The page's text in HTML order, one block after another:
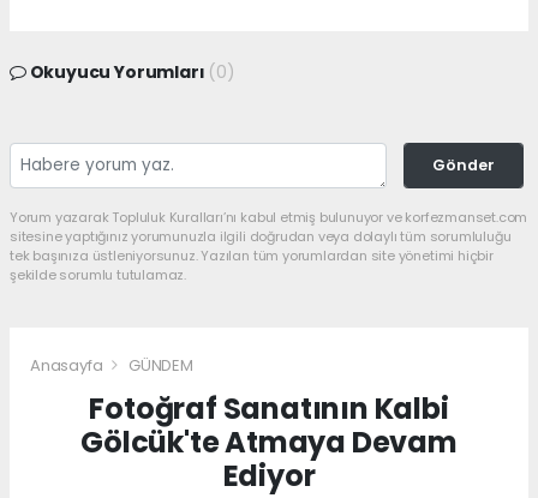
Okuyucu Yorumları (0)
Gönder
Yorum yazarak Topluluk Kuralları’nı kabul etmiş bulunuyor ve korfezmanset.com
sitesine yaptığınız yorumunuzla ilgili doğrudan veya dolaylı tüm sorumluluğu
tek başınıza üstleniyorsunuz. Yazılan tüm yorumlardan site yönetimi hiçbir
şekilde sorumlu tutulamaz.
Anasayfa GÜNDEM
Fotoğraf Sanatının Kalbi
Gölcük'te Atmaya Devam
Ediyor